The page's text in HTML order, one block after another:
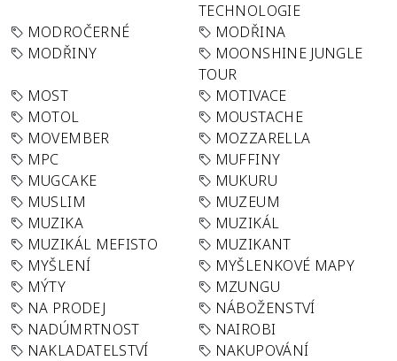
TECHNOLOGIE
MODROČERNÉ
MODŘINA
MODŘINY
MOONSHINE JUNGLE
TOUR
MOST
MOTIVACE
MOTOL
MOUSTACHE
MOVEMBER
MOZZARELLA
MPC
MUFFINY
MUGCAKE
MUKURU
MUSLIM
MUZEUM
MUZIKA
MUZIKÁL
MUZIKÁL MEFISTO
MUZIKANT
MYŠLENÍ
MYŠLENKOVÉ MAPY
MÝTY
MZUNGU
NA PRODEJ
NÁBOŽENSTVÍ
NADÚMRTNOST
NAIROBI
NAKLADATELSTVÍ
NAKUPOVÁNÍ